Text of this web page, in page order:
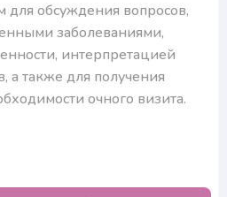
обсуждения вопросов,
заболеваниями,
интерпретацией
а также для получения
очного визита.